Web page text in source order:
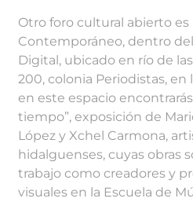
Otro foro cultural abierto es
Contemporáneo, dentro
Digital, ubicado en río de
200, colonia Periodistas, en
en este espacio
tiempo”, exposición de
López y Xchel Carmona,
hidalguenses, cuyas obras
trabajo como creadores y
visuales en la Escuela de